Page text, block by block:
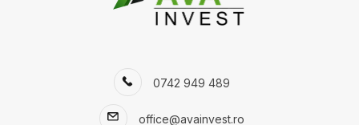
Apartamente de vanzare in Salicea
Apartamente de vanzare in Cluj-Napoca Centru
Apartamente de vanzare in Cluj-Napoca Intre Lacuri / Tulcea
0742 949 489
office@avainvest.ro